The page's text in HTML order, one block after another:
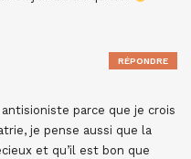
parce que je crois
je pense aussi que la
et qu’il est bon que
RÉPONDRE